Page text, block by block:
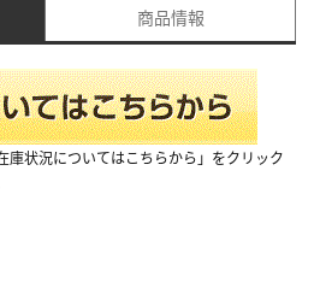
商品情報
庫状況についてはこちらから」をクリック